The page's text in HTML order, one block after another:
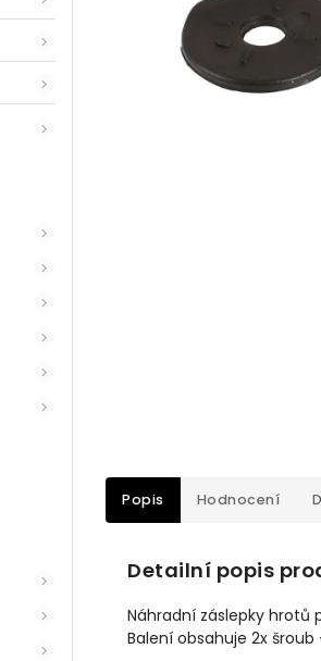
Popis Hodnocení
Detailní popis
Náhradní záslepky hrotů
Balení obsahuje 2x